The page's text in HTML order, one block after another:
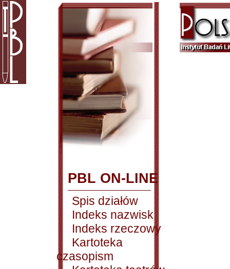
PBL ON-LINE
Spis działów
Indeks nazwisk
Indeks rzeczowy
Kartoteka
czasopism